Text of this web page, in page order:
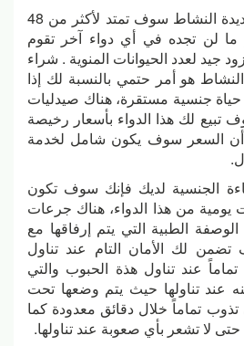
تأثير حبوب سياليس شديدة النشاط سوف تمتد لأكثر من 48
لن تجده في أي دواء آخر تقوم
جيد لعدد الحيوانات المنوية . شراء
هو أمر حتمي بالنسبة لك إذا
جنسية مستقرة، هناك صيدليات
تبيع لك هذا الدواء بأسعار رخيصة
السعر سوف يكون شامل لخدمة
الجنسية لديك فإنك سوف تكون
يومية من هذا الدواء، هناك جرعات
الطبية التي يتم إرفاقها مع
لك الأمان التام عند تناول
عند تناول هذة الحبوب والتي
عند تناولها حيث يتم وضعها تحت
تذوب تماماً خلال دقائق معدودة كما
لا تشعر بأي صعوبة عند تناولها.